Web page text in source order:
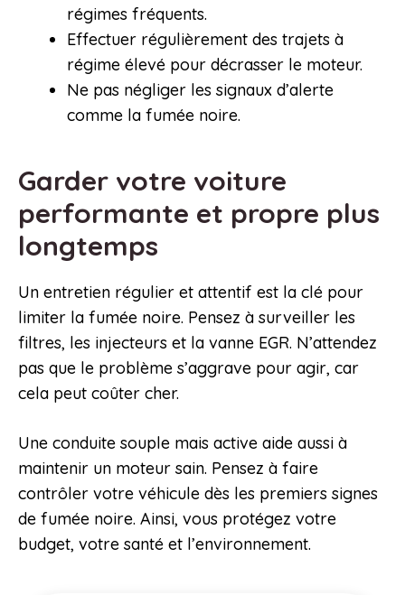
régimes fréquents.
Effectuer régulièrement des trajets à
régime élevé pour décrasser le moteur.
Ne pas négliger les signaux d’alerte
comme la fumée noire.
Garder votre voiture
performante et propre plus
longtemps
Un entretien régulier et attentif est la clé pour
limiter la fumée noire. Pensez à surveiller les
filtres, les injecteurs et la vanne EGR. N’attendez
pas que le problème s’aggrave pour agir, car
cela peut coûter cher.
Une conduite souple mais active aide aussi à
maintenir un moteur sain. Pensez à faire
contrôler votre véhicule dès les premiers signes
de fumée noire. Ainsi, vous protégez votre
budget, votre santé et l’environnement.